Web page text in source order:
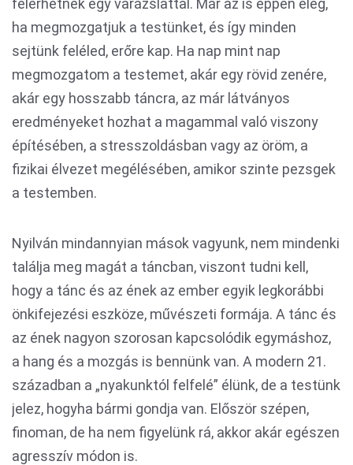
felérhetnek egy varázslattal. Már az is éppen elég,
ha megmozgatjuk a testünket, és így minden
sejtünk feléled, erőre kap. Ha nap mint nap
megmozgatom a testemet, akár egy rövid zenére,
akár egy hosszabb táncra, az már látványos
eredményeket hozhat a magammal való viszony
építésében, a stresszoldásban vagy az öröm, a
fizikai élvezet megélésében, amikor szinte pezsgek
a testemben.
Nyilván mindannyian mások vagyunk, nem mindenki
találja meg magát a táncban, viszont tudni kell,
hogy a tánc és az ének az ember egyik legkorábbi
önkifejezési eszköze, művészeti formája. A tánc és
az ének nagyon szorosan kapcsolódik egymáshoz,
a hang és a mozgás is bennünk van. A modern 21.
században a „nyakunktól felfelé” élünk, de a testünk
jelez, hogyha bármi gondja van. Először szépen,
finoman, de ha nem figyelünk rá, akkor akár egészen
agresszív módon is.